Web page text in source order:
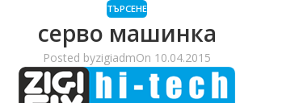
ТЪРСЕНЕ
серво машинка
Posted byzigiadmOn 10.04.2015